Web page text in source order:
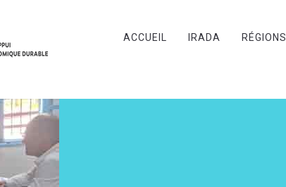
ACCUEIL IRADA RÉGIONS